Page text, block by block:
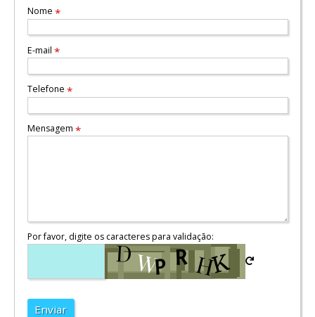
Nome *
E-mail *
Telefone *
Mensagem *
Por favor, digite os caracteres para validação:
Enviar